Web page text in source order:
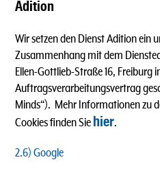
Adition
Wir setzen den Dienst Adition ein
Zusammenhang mit dem
Ellen-Gottlieb-Straße 16, Freiburg
Auftragsverarbeitungsvertrag
Minds“). Mehr Informationen zu
Cookies finden Sie hier.
2.6) Google